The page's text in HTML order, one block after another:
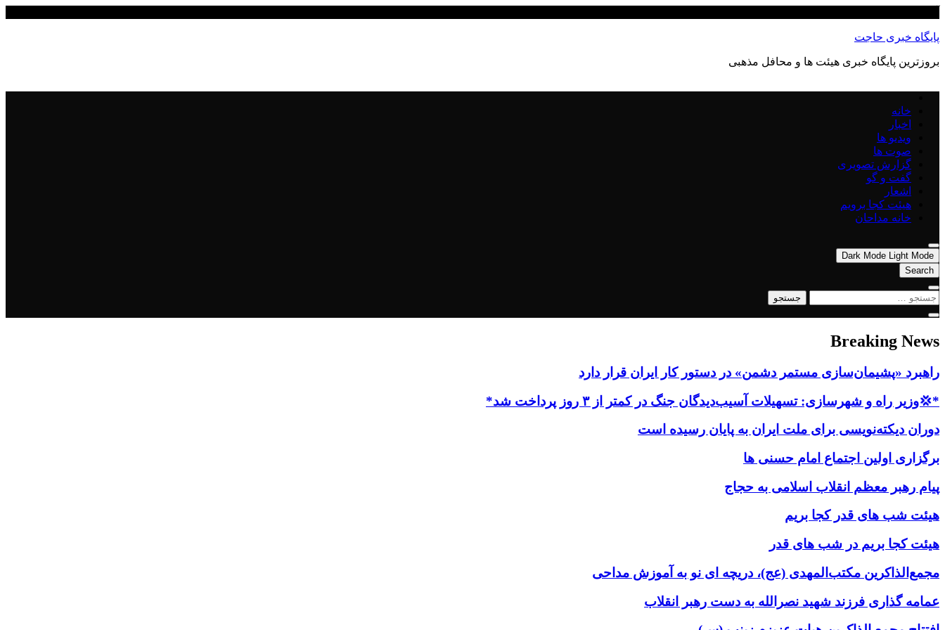
content
پایگاه خبری حاجت
بروزترین پایگاه‌ خبری هیئت ها و محافل مذهبی
خانه
اخبار
ویدیو ها
صوت ها
گزارش تصویری
گفت و گو
اشعار
هیئت کجا برویم
خانه مداحان
Dark Mode Light Mode
Search
جستجو
Breaking News
راهبرد «پشیمان‌سازی مستمر دشمن» در دستور کار ایران قرار دارد
*💢وزیر راه و شهرسازی: تسهیلات آسیب‌دیدگان جنگ در کمتر از ۳ روز پرداخت شد*
دوران دیکته‌نویسی برای ملت ایران به پایان رسیده است
برگزاری اولین اجتماع امام حسنی ها
پیام رهبر معظم انقلاب اسلامی به حجاج
هیئت شب های قدر کجا بریم
هیئت کجا بریم در شب های قدر
مجمع‌الذاکرین مکتب‌المهدی (عج)، دریچه ای نو به آموزش مداحی
عمامه گذاری فرزند شهید نصرالله به دست رهبر انقلاب